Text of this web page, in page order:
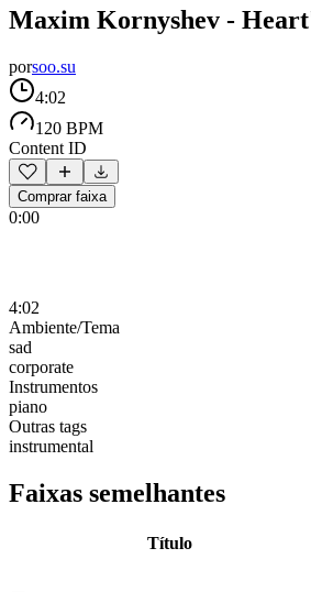
Maxim Kornyshev -
porsoo.su
4:02
120 BPM
Content ID
Comprar faixa
0:00
4:02
Ambiente/Tema
sad
corporate
Instrumentos
piano
Outras tags
instrumental
Faixas semelhantes
Título